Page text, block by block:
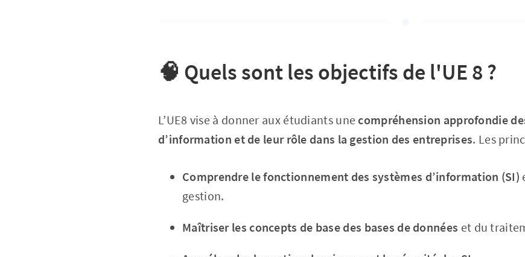
🧠 Quels sont les objectifs de l'UE 8 ?
L’UE8 vise à donner aux étudiants unecompréhension approfondie
d’information et de leur rôle dans la gestion des entreprises. Les
Comprendre le fonctionnement des systèmes d’information (SI)
gestion.
Maîtriser les concepts de base des bases de données et du